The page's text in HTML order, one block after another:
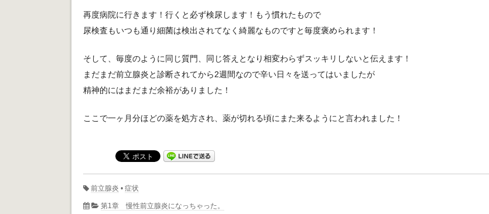
再度病院に行きます！行くと必ず検尿します！もう慣れたもので
尿検査もいつも通り細菌は検出されてなく綺麗なものですと毎度褒められます！
そして、毎度のように同じ質門、同じ答えとなり相変わらずスッキリしないと伝えます！
まだまだ前立腺炎と診断されてから2週間なので辛い日々を送ってはいましたが
精神的にはまだまだ余裕がありました！
ここで一ヶ月分ほどの薬を処方され、薬が切れる頃にまた来るようにと言われました！
前立腺炎 • 症状
第1章 慢性前立腺炎になっちゃった。